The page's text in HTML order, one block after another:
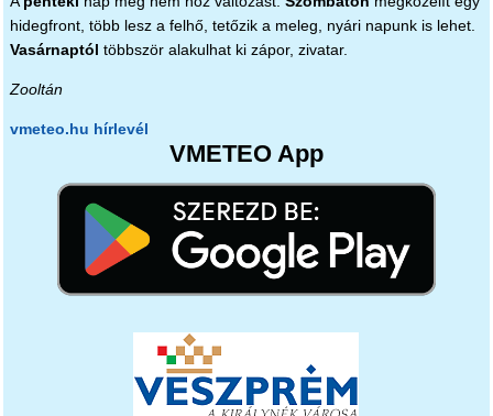
hidegfront, több lesz a felhő, tetőzik a meleg, nyári napunk is lehet.
Vasárnaptól többször alakulhat ki zápor, zivatar.
Zooltán
vmeteo.hu hírlevél
VMETEO App